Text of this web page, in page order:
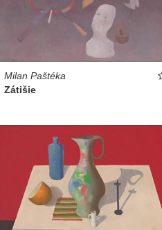
Milan Paštéka
Zátišie